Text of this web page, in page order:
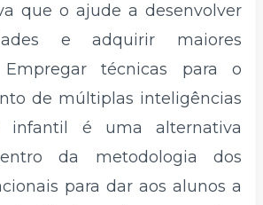
que o ajude a desenvolver
e adquirir maiores
Empregar técnicas para o
de múltiplas inteligências
infantil é uma alternativa
da metodologia dos
para dar aos alunos a